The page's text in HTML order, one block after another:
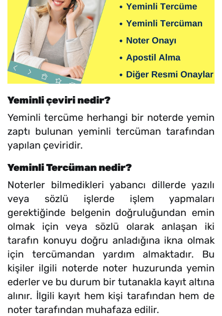
Yeminli çeviri nedir?
Yeminli tercüme herhangi bir noterde yemin
zaptı bulunan yeminli tercüman tarafından
yapılan çeviridir.
Yeminli Tercüman nedir?
Noterler bilmedikleri yabancı dillerde yazılı
veya sözlü işlerde işlem yapmaları
gerektiğinde belgenin doğruluğundan emin
olmak için veya sözlü olarak anlaşan iki
tarafın konuyu doğru anladığına ikna olmak
için tercümandan yardım almaktadır. Bu
kişiler ilgili noterde noter huzurunda yemin
ederler ve bu durum bir tutanakla kayıt altına
alınır. İlgili kayıt hem kişi tarafından hem de
noter tarafından muhafaza edilir.